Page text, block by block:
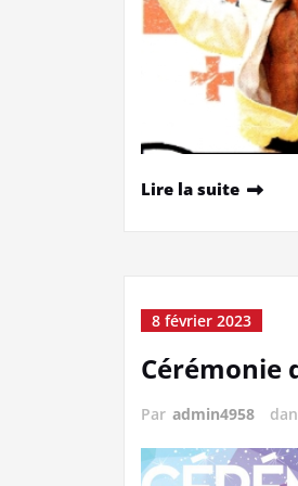
Lire la suite
8 février 2023
Cérémonie
Par admin4958